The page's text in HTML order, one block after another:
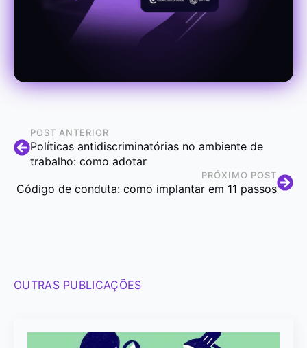
POST ANTERIOR
Políticas antidiscriminatórias no ambiente de
trabalho: como adotar
PRÓXIMO POST
Código de conduta: como implantar em 11 passos
OUTRAS PUBLICAÇÕES